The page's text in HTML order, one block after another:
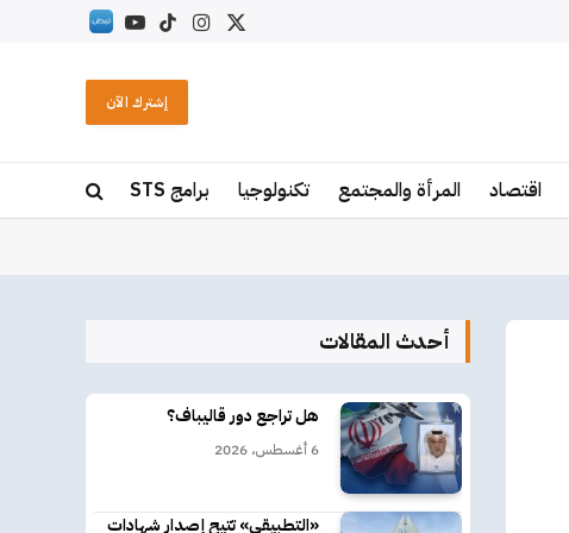
X
الانستغرام
تيكتوكيوتيوب
RSS
إشترك الآن
اقتصاد المرأة والمجتمع تكنولوجيا برامج STS
أحدث المقالات
هل تراجع دور قاليباف؟
6 أغسطس، 2026
«التطبيقي» تتيح إصدار شهادات